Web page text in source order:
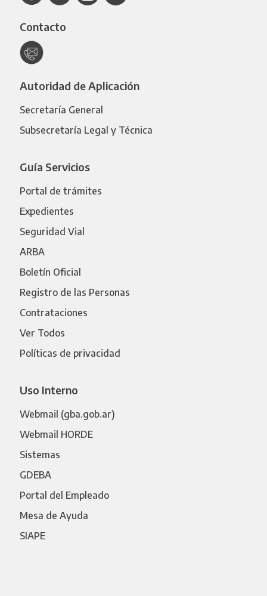
Contacto
Autoridad de Aplicación
Secretaría General
Subsecretaría Legal y Técnica
Guía Servicios
Portal de trámites
Expedientes
Seguridad Vial
ARBA
Boletín Oficial
Registro de las Personas
Contrataciones
Ver Todos
Políticas de privacidad
Uso Interno
Webmail (gba.gob.ar)
Webmail HORDE
Sistemas
GDEBA
Portal del Empleado
Mesa de Ayuda
SIAPE